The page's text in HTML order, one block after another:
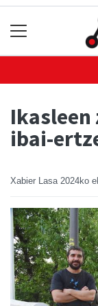
ibai-
Xabier Lasa 2024ko